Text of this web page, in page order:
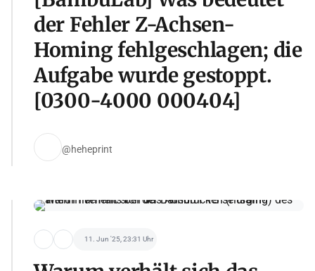
der Fehler Z-Achsen-
Homing fehlgeschlagen; die
Aufgabe wurde gestoppt.
[0300-4000 000404]
@heheprint
11. Jun '25, 23:31 Uhr